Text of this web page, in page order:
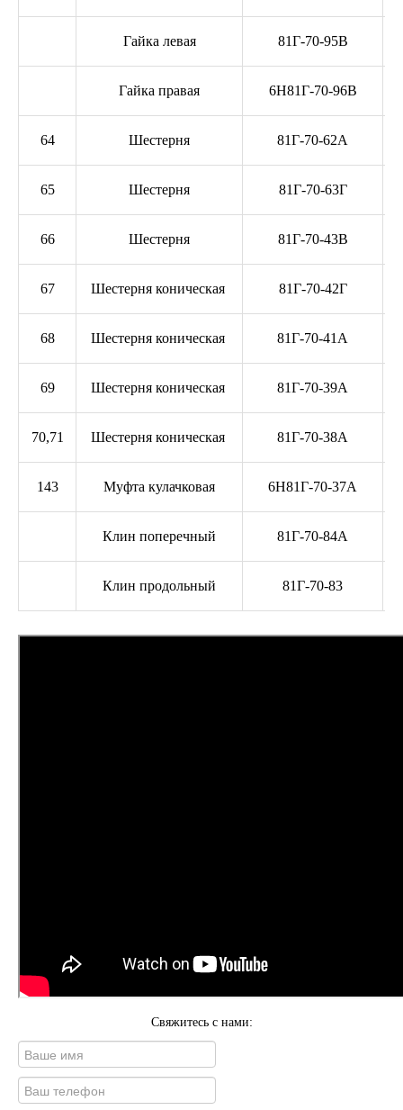
Гайка левая 81Г-70-95В
Гайка правая 6Н81Г-70-96В
64 Шестерня 81Г-70-62А
65 Шестерня 81Г-70-63Г
66 Шестерня 81Г-70-43В
67 Шестерня коническая 81Г-70-42Г
68 Шестерня коническая 81Г-70-41А
69 Шестерня коническая 81Г-70-39А
70,71 Шестерня коническая 81Г-70-38А
143 Муфта кулачковая 6Н81Г-70-37А
Клин поперечный 81Г-70-84А
Клин продольный 81Г-70-83
Свяжитесь с нами: